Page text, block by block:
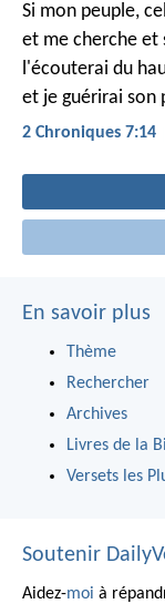
Si mon peuple,
et me cherche et
l'écouterai du
et je guérirai son
2 Chroniques 7:14
En savoir plus
Thème
Rechercher
Archives
Livres de la
Versets les
Soutenir
Aidez-moi à